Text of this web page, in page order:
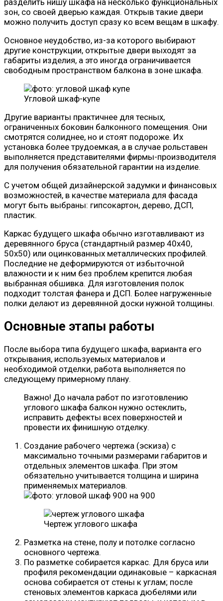
разделить нишу шкафа на несколько функциональных
зон, со своей дверью каждая. Открыв такие двери
можно получить доступ сразу ко всем вещам в шкафу.
Основное неудобство, из-за которого выбирают
другие конструкции, открытые двери выходят за
габариты изделия, а это иногда ограничивается
свободным пространством балкона в зоне шкафа.
Угловой шкаф-купе
Другие варианты практичнее для тесных,
ограниченных боковин балконного помещения. Они
смотрятся солиднее, но и стоят подороже. Их
установка более трудоемкая, а в случае рольставен
выполняется представителями фирмы-производителя
для получения обязательной гарантии на изделие.
С учетом общей дизайнерской задумки и финансовых
возможностей, в качестве материала для фасада
могут быть выбраны: гипсокартон, дерево, ДСП,
пластик.
Каркас будущего шкафа обычно изготавливают из
деревянного бруса (стандартный размер 40х40,
50х50) или оцинкованных металлических профилей.
Последние не деформируются от избыточной
влажности и к ним без проблем крепится любая
выбранная обшивка. Для изготовления полок
подходит толстая фанера и ДСП. Более нагруженные
полки делают из деревянной доски нужной толщины.
Основные этапы работы
После выбора типа будущего шкафа, варианта его
открывания, используемых материалов и
необходимой отделки, работа выполняется по
следующему примерному плану.
Важно! До начала работ по изготовлению
углового шкафа балкон нужно остеклить,
исправить дефекты всех поверхностей и
провести их финишную отделку.
Создание рабочего чертежа (эскиза) с
максимально точными размерами габаритов и
отдельных элементов шкафа. При этом
обязательно учитывается толщина и ширина
применяемых материалов.
Чертеж углового шкафа
Разметка на стене, полу и потолке согласно
основного чертежа.
По разметке собирается каркас. Для бруса или
профиля рекомендации одинаковые – каркасная
основа собирается от стены к углам; после
стеновых элементов каркаса дюбелями или